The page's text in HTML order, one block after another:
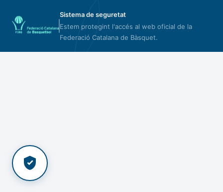
Sistema de seguretat
Estem protegint l'accés al web oficial de la
Federació Catalana de Bàsquet.